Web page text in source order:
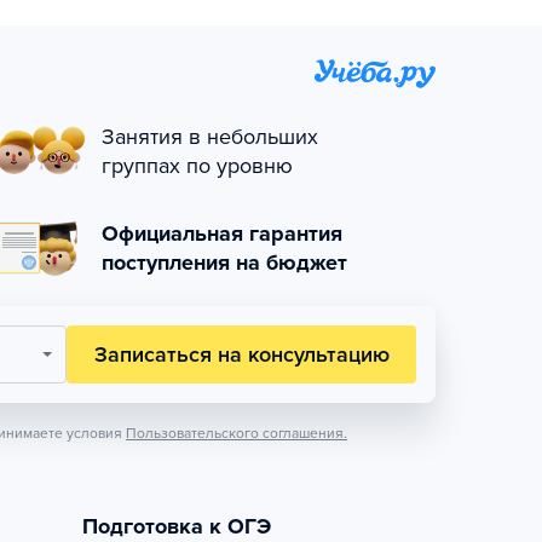
Занятия в небольших
группах по уровню
Официальная гарантия
поступления на бюджет
Записаться на консультацию
условия Пользовательского соглашения.
Подготовка к ОГЭ